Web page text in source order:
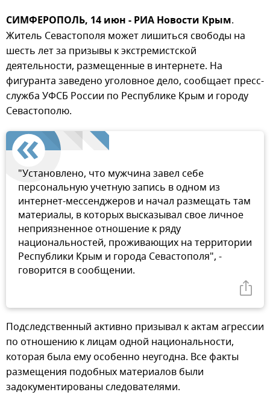
СИМФЕРОПОЛЬ, 14 июн - РИА Новости Крым.
Житель Севастополя может лишиться свободы на
шесть лет за призывы к экстремистской
деятельности, размещенные в интернете. На
фигуранта заведено уголовное дело, сообщает пресс-
служба УФСБ России по Республике Крым и городу
Севастополю.
"Установлено, что мужчина завел себе
персональную учетную запись в одном из
интернет-мессенджеров и начал размещать там
материалы, в которых высказывал свое личное
неприязненное отношение к ряду
национальностей, проживающих на территории
Республики Крым и города Севастополя", -
говорится в сообщении.
Подследственный активно призывал к актам агрессии
по отношению к лицам одной национальности,
которая была ему особенно неугодна. Все факты
размещения подобных материалов были
задокументированы следователями.